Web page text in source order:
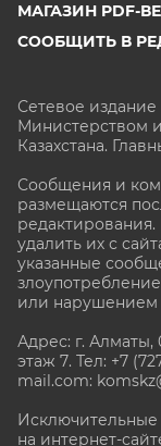
МАГАЗИН PDF-
СООБЩИТЬ В
Сетевое издание
Министерством
Казахстана.
Сообщения и
размещаются
редактирования.
удалить их с
указанные
или нарушением
Адрес: г. Алматы,
этаж 7. Тел: +7
mail.com:
на интернет-